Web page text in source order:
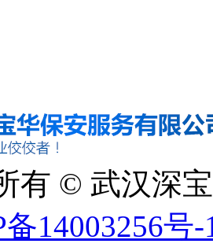
有 © 武汉深
14003256号-